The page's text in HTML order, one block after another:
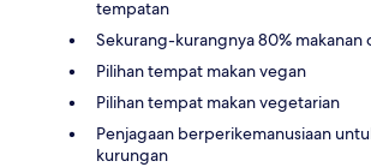
tempatan
Sekurang-kurangnya 80% makanan
Pilihan tempat makan vegan
Pilihan tempat makan vegetarian
Penjagaan berperikemanusiaan
kurungan